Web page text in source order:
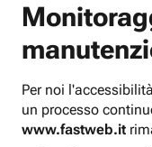
Per noi
un processo
www.fastweb.it